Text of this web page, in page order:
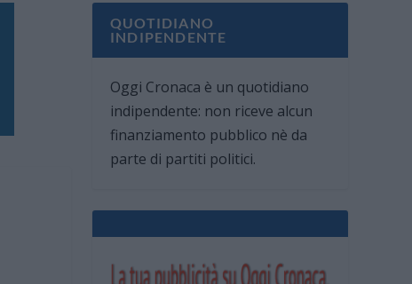
QUOTIDIANO
INDIPENDENTE
Oggi Cronaca è un quotidiano
indipendente: non riceve alcun
finanziamento pubblico nè da
parte di partiti politici.